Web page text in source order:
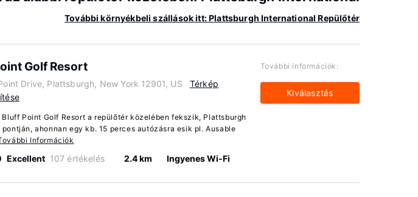
További környékbeli szállások itt: Plattsburgh International Repülőtér
Golf Resort
Drive, Plattsburgh, New York 12901, US
Térkép
Bluff Point Golf Resort a repülőtér közelében fekszik, Plattsburgh
ahonnan egy kb. 15 perces autózásra esik pl. Ausable
Információk
Excellent 107 értékelés 2.4 km Ingyenes Wi-Fi
További információk:
Kiválasztás